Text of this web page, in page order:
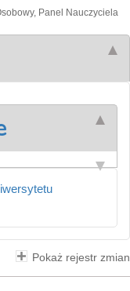
Panel Nauczyciela
Pokaż rejestr zmian